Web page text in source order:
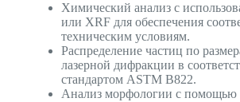
Химический анализ с
или XRF для обеспечения
техническим условиям.
Распределение частиц по
лазерной дифракции в
стандартом ASTM B822.
Анализ морфологии с